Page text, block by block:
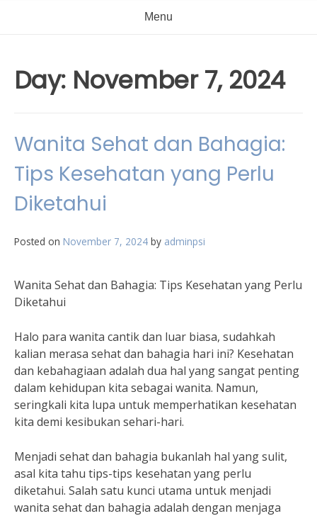
Menu
Day: November 7, 2024
Wanita Sehat dan Bahagia:
Tips Kesehatan yang Perlu
Diketahui
Posted on November 7, 2024 by adminpsi
Wanita Sehat dan Bahagia: Tips Kesehatan yang Perlu
Diketahui
Halo para wanita cantik dan luar biasa, sudahkah
kalian merasa sehat dan bahagia hari ini? Kesehatan
dan kebahagiaan adalah dua hal yang sangat penting
dalam kehidupan kita sebagai wanita. Namun,
seringkali kita lupa untuk memperhatikan kesehatan
kita demi kesibukan sehari-hari.
Menjadi sehat dan bahagia bukanlah hal yang sulit,
asal kita tahu tips-tips kesehatan yang perlu
diketahui. Salah satu kunci utama untuk menjadi
wanita sehat dan bahagia adalah dengan menjaga